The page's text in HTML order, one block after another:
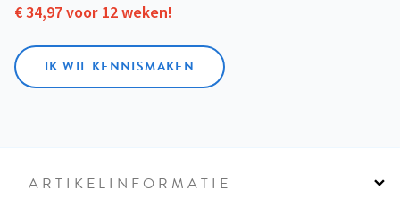
€ 34,97 voor 12 weken!
IK WIL KENNISMAKEN
ARTIKELINFORMATIE